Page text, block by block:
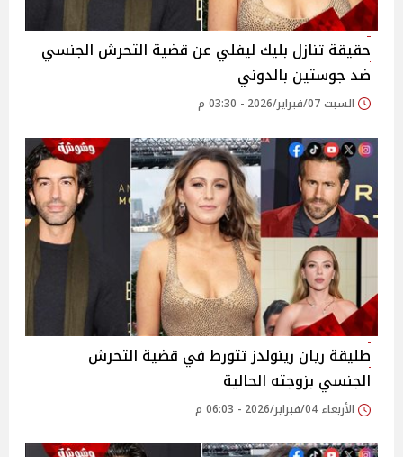
حقيقة تنازل بليك ليفلي عن قضية التحرش الجنسي
ضد جوستين بالدوني
السبت 07/فبراير/2026 - 03:30 م
طليقة ريان رينولدز تتورط في قضية التحرش
الجنسي بزوجته الحالية
الأربعاء 04/فبراير/2026 - 06:03 م